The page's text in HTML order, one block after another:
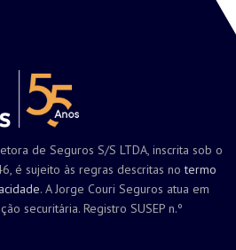
de Seguros S/S LTDA, inscrita sob o
é sujeito às regras descritas notermo
. A Jorge Couri Seguros atua em
securitária. Registro SUSEP n.º